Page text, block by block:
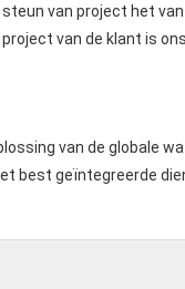
van project het
van de klant is
van de globale
best geïntegreerde